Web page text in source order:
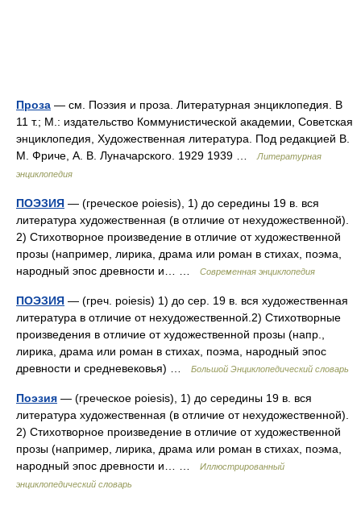
Проза — см. Поэзия и проза. Литературная энциклопедия. В
11 т.; М.: издательство Коммунистической академии, Советская
энциклопедия, Художественная литература. Под редакцией В.
М. Фриче, А. В. Луначарского. 1929 1939 …
Литературная
энциклопедия
ПОЭЗИЯ — (греческое poiesis), 1) до середины 19 в. вся
литература художественная (в отличие от нехудожественной).
2) Стихотворное произведение в отличие от художественной
прозы (например, лирика, драма или роман в стихах, поэма,
народный эпос древности и… …
Современная энциклопедия
ПОЭЗИЯ — (греч. poiesis) 1) до сер. 19 в. вся художественная
литература в отличие от нехудожественной.2) Стихотворные
произведения в отличие от художественной прозы (напр.,
лирика, драма или роман в стихах, поэма, народный эпос
древности и средневековья) …
Большой Энциклопедический словарь
Поэзия — (греческое poiesis), 1) до середины 19 в. вся
литература художественная (в отличие от нехудожественной).
2) Стихотворное произведение в отличие от художественной
прозы (например, лирика, драма или роман в стихах, поэма,
народный эпос древности и… …
Иллюстрированный
энциклопедический словарь